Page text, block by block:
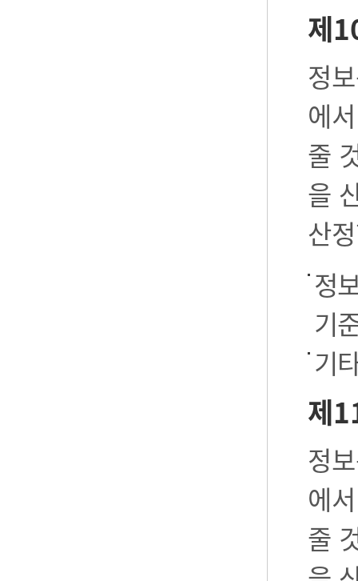
제
정
에
줄
을
산
정
기
기
제
정
에
줄